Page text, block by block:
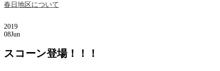
春日地区について
2019
08Jun
スコーン登場！！！